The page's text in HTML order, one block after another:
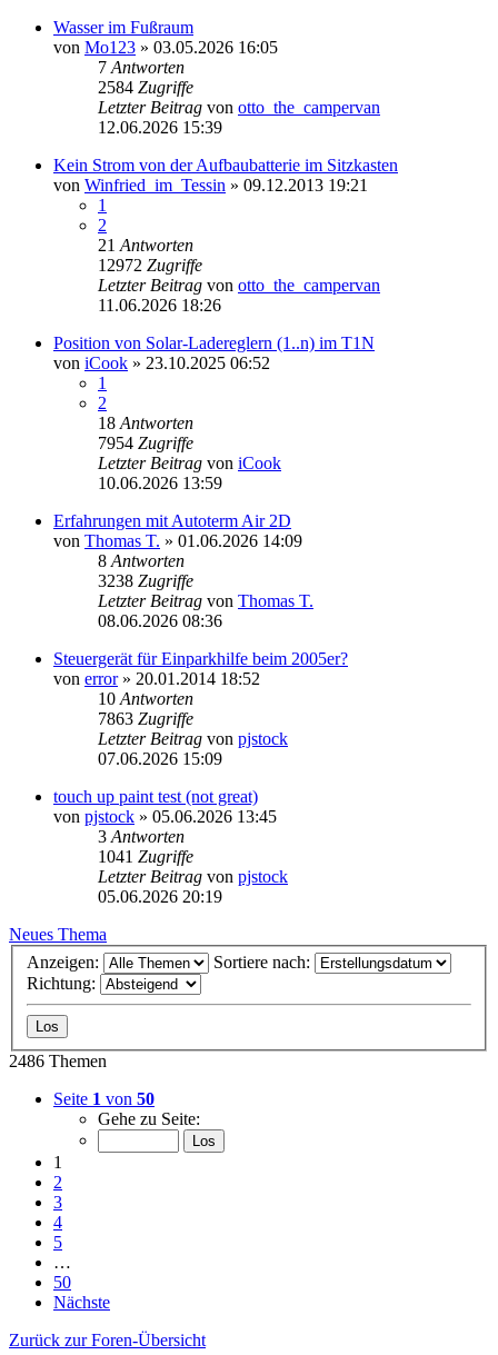
Wasser im Fußraum
von Mo123 » 03.05.2026 16:05
7 Antworten
2584 Zugriffe
Letzter Beitrag von otto_the_campervan
12.06.2026 15:39
Kein Strom von der Aufbaubatterie im Sitzkasten
von Winfried_im_Tessin » 09.12.2013 19:21
1
2
21 Antworten
12972 Zugriffe
Letzter Beitrag von otto_the_campervan
11.06.2026 18:26
Position von Solar-Ladereglern (1..n) im T1N
von iCook » 23.10.2025 06:52
1
2
18 Antworten
7954 Zugriffe
Letzter Beitrag von iCook
10.06.2026 13:59
Erfahrungen mit Autoterm Air 2D
von Thomas T. » 01.06.2026 14:09
8 Antworten
3238 Zugriffe
Letzter Beitrag von Thomas T.
08.06.2026 08:36
Steuergerät für Einparkhilfe beim 2005er?
von error» 20.01.2014 18:52
10 Antworten
7863 Zugriffe
Letzter Beitrag von pjstock
07.06.2026 15:09
touch up paint test (not great)
von pjstock » 05.06.2026 13:45
3 Antworten
1041 Zugriffe
Letzter Beitrag von pjstock
05.06.2026 20:19
Neues Thema
Anzeigen:
Sortiere nach:
Richtung:
2486 Themen
Seite 1 von 50
Gehe zu Seite:
1
2
3
4
5
…
50
Nächste
Zurück zur Foren-Übersicht